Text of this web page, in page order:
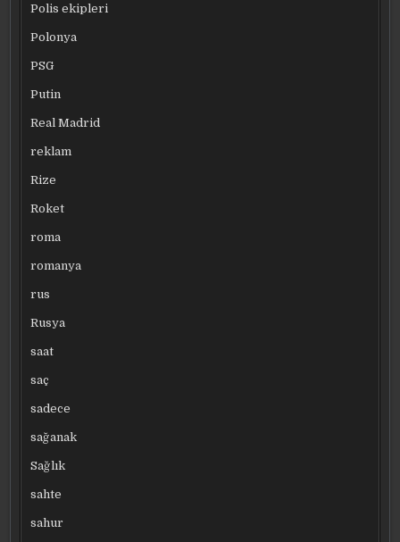
Polis ekipleri
Polonya
PSG
Putin
Real Madrid
reklam
Rize
Roket
roma
romanya
rus
Rusya
saat
saç
sadece
sağanak
Sağlık
sahte
sahur